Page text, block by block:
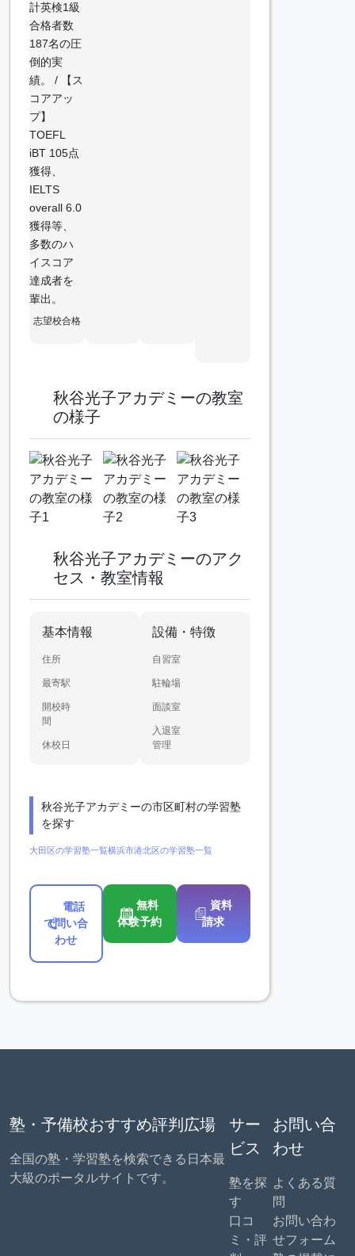
計英検1級
合格者数
187名の圧
倒的実
績。 / 【ス
コアアッ
プ】
TOEFL
iBT 105点
獲得、
IELTS
overall 6.0
獲得等、
多数のハ
イスコア
達成者を
輩出。
志望校合格
秋谷光子アカデミーの教室
の様子
秋谷光子アカデミーのアク
セス・教室情報
基本情報
住所
最寄駅
開校時
間
休校日
設備・特徴
自習室
駐輪場
面談室
入退室
管理
秋谷光子アカデミーの市区町村の学習塾
を探す
大田区の学習塾一覧横浜市港北区の学習塾一覧
電話
で問い合
わせ
無料
体験予約
資料
請求
塾・予備校おすすめ評判広場
全国の塾・学習塾を検索できる日本最
大級のポータルサイトです。
サー
ビス
塾を探
す
口コ
ミ・評
お問い合
わせ
よくある質
問
お問い合わ
せフォーム